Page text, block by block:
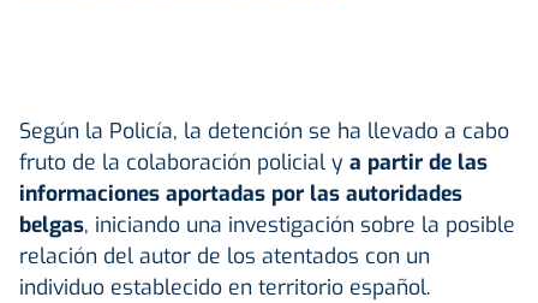
Según la Policía, la detención se ha llevado a cabo
fruto de la colaboración policial y a partir de las
informaciones aportadas por las autoridades
belgas, iniciando una investigación sobre la posible
relación del autor de los atentados con un
individuo establecido en territorio español.